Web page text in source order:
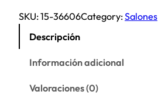
SKU:15-36606Category:Salones
Descripción
Información adicional
Valoraciones (0)